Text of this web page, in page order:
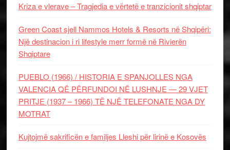
Kriza e vlerave – Tragjedia e vërtetë e tranzicionit shqiptar
Green Coast sjell Nammos Hotels & Resorts në Shqipëri:
Një destinacion i ri lifestyle merr formë në Rivierën
Shqiptare
PUEBLO (1966) / HISTORIA E SPANJOLLES NGA
VALENCIA QË PËRFUNDOI NË LUSHNJE — 29 VJET
PRITJE (1937 – 1966) TË NJË TELEFONATE NGA DY
MOTRAT
Kujtojmë sakrificën e familjes Lleshi për lirinë e Kosovës